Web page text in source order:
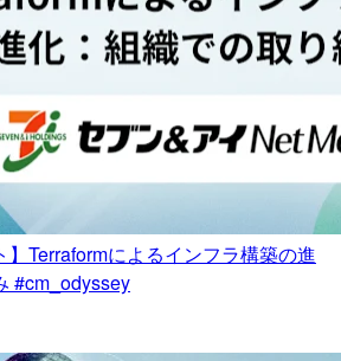
】Terraformによるインフラ構築の進
#cm_odyssey